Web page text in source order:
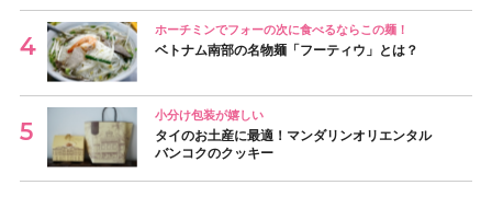
ホーチミンでフォーの次に食べるならこの麺！
ベトナム南部の名物麺「フーティウ」とは？
小分け包装が嬉しい
タイのお土産に最適！マンダリンオリエンタル
バンコクのクッキー